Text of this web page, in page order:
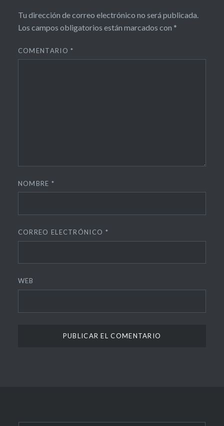
Tu dirección de correo electrónico no será publicada.
Los campos obligatorios están marcados con *
COMENTARIO*
NOMBRE *
CORREO ELECTRÓNICO *
WEB